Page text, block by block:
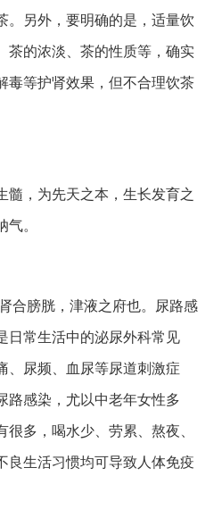
。另外，要明确的是，适量饮
茶的浓淡、茶的性质等，确实
毒等护肾效果，但不合理饮茶
髓，为先天之本，生长发育之
。
合膀胱，津液之府也。尿路感
日常生活中的泌尿外科常见
、尿频、血尿等尿道刺激症
路感染，尤以中老年女性多
多，喝水少、劳累、熬夜、
良生活习惯均可导致人体免疫